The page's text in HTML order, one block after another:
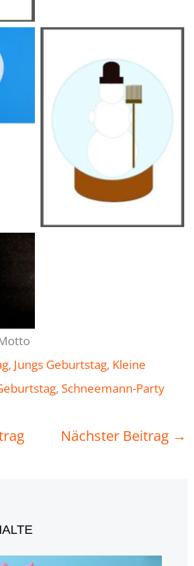
Schneekugel mit
, Jungs Geburtstag, Kleine
, Schneemann-Party
Nächster Beitrag →